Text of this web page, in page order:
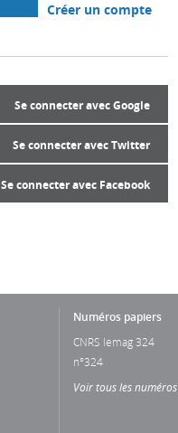
Créer un compte
Se connecter avec Google
Se connecter avec Twitter
Se connecter avec Facebook
Numéros papiers
CNRS lemag 324
n°324
Voir tous les numéros